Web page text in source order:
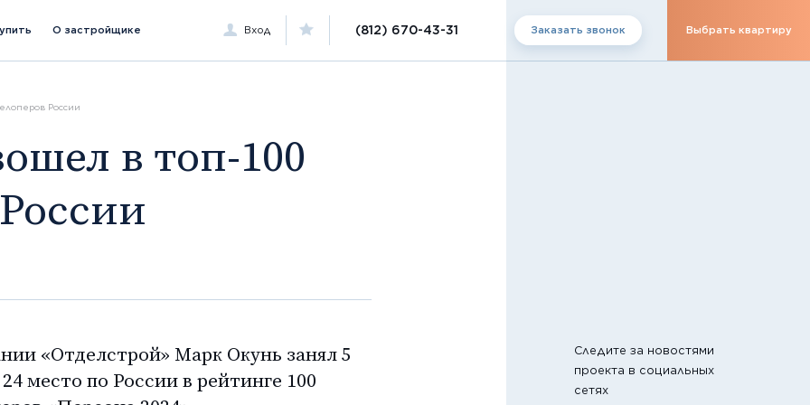
О застройщике Вход (812) 670-43-31 Заказать звонок Выбрать квартиру
России
«Отделстрой» Марк Окунь занял 5
место по России в рейтинге 100
Следите за новостями
проекта в социальных
сетях